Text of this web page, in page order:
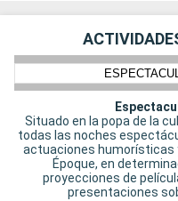
Situado en la popa de la
todas las noches
actuaciones humorísticas
Époque, en
proyecciones de
presentaciones